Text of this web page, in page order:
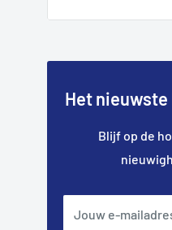
Het
Blijf op de
Jouw e-